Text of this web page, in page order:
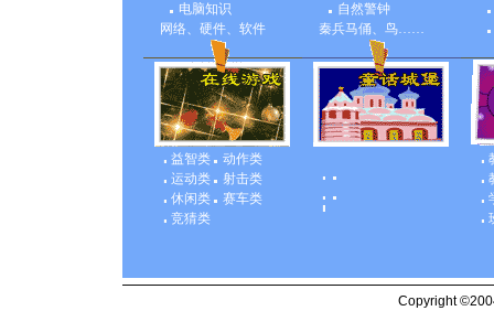
电脑知识
网络、 硬件、 软件
自然警钟
秦兵马俑、 鸟……
益智类
动作类
运动类
射击类
休闲类
赛车类
竞猜类
Copyright